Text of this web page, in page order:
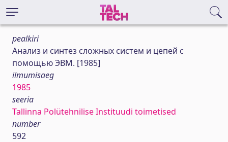
pealkiri
Анализ и синтез сложных систем и цепей с
помощью ЭВМ. [1985]
ilmumisaeg
1985
seeria
Tallinna Polütehnilise Instituudi toimetised
number
592